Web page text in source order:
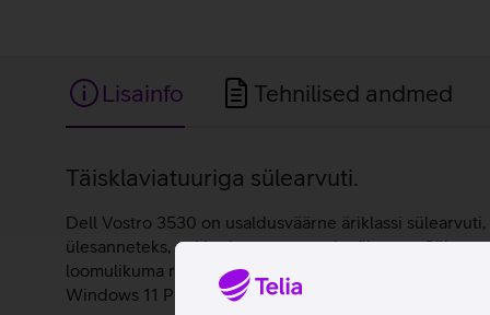
Lisainfo Tehnilised andmed
Lisainfo
Täisklaviatuuriga sülearvuti.
Dell Vostro 3530 on usaldusväärne äriklassi
ülesanneteks, pakkudes mugavust ja tõhusust.
loomulikuma randmeasendi ja parema õhuvoolu.
Windows 11 Pro operatsioonisüsteemil, mis on loodud